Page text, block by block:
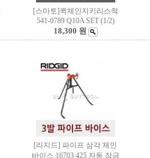
[스마토]퀵체인지키리스척
541-0789 Q10A SET (1/2)
18,300 원
[리지드] 파이프 삼각 체인
바이스 16703 425 자동 잠금